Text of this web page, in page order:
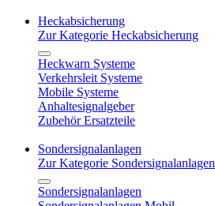
Heckabsicherung
Zur Kategorie Heckabsicherung
Heckwarn Systeme
Verkehrsleit Systeme
Mobile Systeme
Anhaltesignalgeber
Zubehör Ersatzteile
Sondersignalanlagen
Zur Kategorie Sondersignalanlagen
Sondersignalanlagen